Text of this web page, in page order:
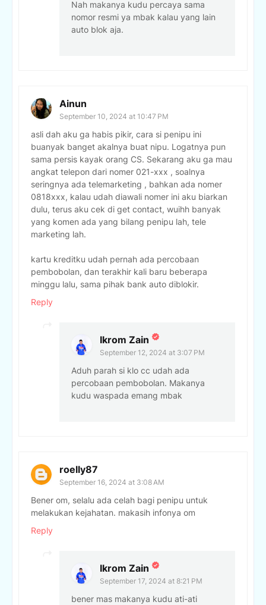
Nah makanya kudu percaya sama
nomor resmi ya mbak kalau yang lain
auto blok aja.
Ainun
September 10, 2024 at 10:47 PM
asli dah aku ga habis pikir, cara si penipu ini
buanyak banget akalnya buat nipu. Logatnya pun
sama persis kayak orang CS. Sekarang aku ga mau
angkat telepon dari nomer 021-xxx , soalnya
seringnya ada telemarketing , bahkan ada nomer
0818xxx, kalau udah diawali nomer ini aku biarkan
dulu, terus aku cek di get contact, wuihh banyak
yang komen ada yang bilang penipu lah, tele
marketing lah.
kartu kreditku udah pernah ada percobaan
pembobolan, dan terakhir kali baru beberapa
minggu lalu, sama pihak bank auto diblokir.
Reply
Ikrom Zain
September 12, 2024 at 3:07 PM
Aduh parah si klo cc udah ada
percobaan pembobolan. Makanya
kudu waspada emang mbak
roelly87
September 16, 2024 at 3:08 AM
Bener om, selalu ada celah bagi penipu untuk
melakukan kejahatan. makasih infonya om
Reply
Ikrom Zain
September 17, 2024 at 8:21 PM
bener mas makanya kudu ati-ati